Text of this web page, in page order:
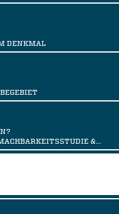
DENKMAL
&…